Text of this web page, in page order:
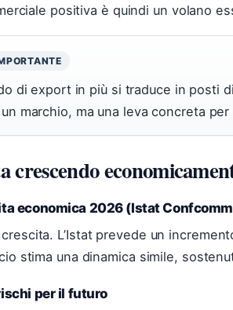
positiva è quindi un volano
di export in più si traduce in posti
marchio, ma una leva concreta per
crescendo
economica 2026 (Istat
crescita. L’Istat prevede un
stima una dinamica simile,
per il futuro